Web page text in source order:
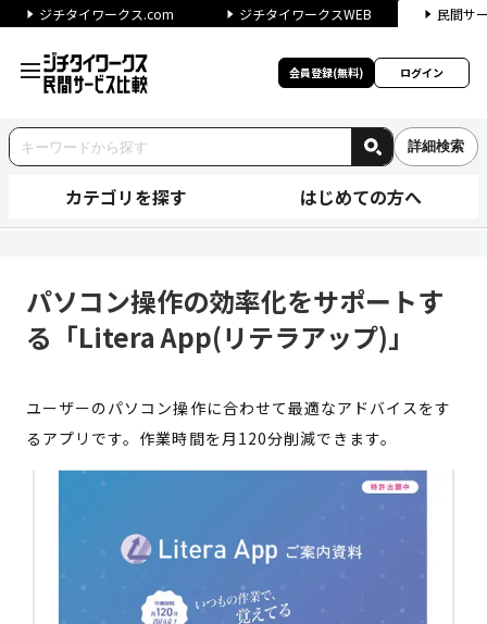
ジチタイワークス.com ジチタイワークスWEB 民間サ
会員登録(無料) ログイン
詳細検索
カテゴリを探す はじめての方へ
パソコン操作の効率化をサポートす
る「Litera App(リテラアップ)」
ユーザーのパソコン操作に合わせて最適なアドバイスをす
るアプリです。作業時間を月120分削減できます。